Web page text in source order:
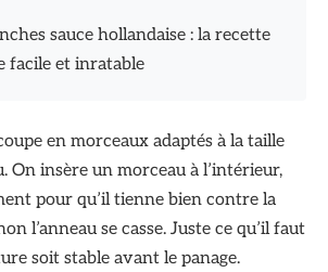
sauce hollandaise : la recette
facile et inratable
en morceaux adaptés à la taille
On insère un morceau à l’intérieur,
pour qu’il tienne bien contre la
l’anneau se casse. Juste ce qu’il faut
soit stable avant le panage.